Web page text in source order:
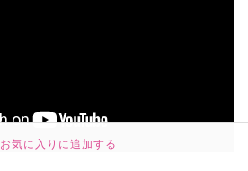
お気に入りに追加する